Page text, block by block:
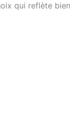
qui reflète